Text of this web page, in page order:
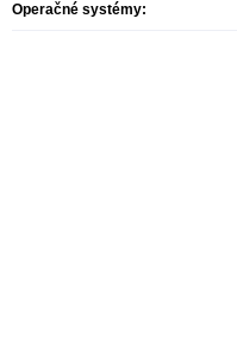
Operačné systémy: